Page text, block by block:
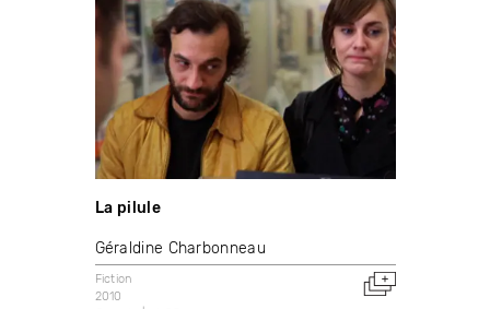
La pilule
Géraldine Charbonneau
Fiction
2010